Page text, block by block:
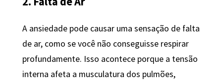
A ansiedade pode causar uma sensação de falta
de ar, como se você não conseguisse respirar
profundamente. Isso acontece porque a tensão
interna afeta a musculatura dos pulmões,